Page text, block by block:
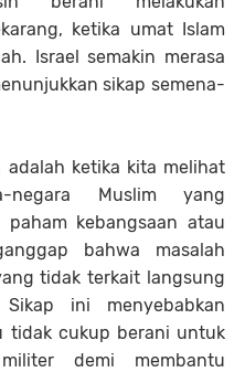
ketika umat Islam
Israel semakin merasa
sikap semena-
adalah ketika kita melihat
negara Muslim yang
kebangsaan atau
bahwa masalah
tidak terkait langsung
ini menyebabkan
tidak cukup berani untuk
demi membantu